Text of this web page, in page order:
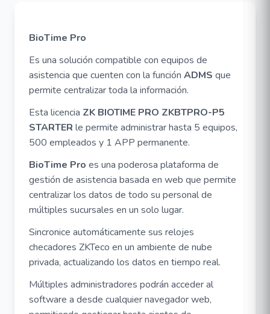
BioTime Pro
Es una solución compatible con equipos de
asistencia que cuenten con la función ADMS que
permite centralizar toda la información.
Esta licencia ZK BIOTIME PRO ZKBTPRO-P5
STARTER le permite administrar hasta 5 equipos,
500 empleados y 1 APP permanente.
BioTime Pro es una poderosa plataforma de
gestión de asistencia basada en web que permite
centralizar los datos de todo su personal de
múltiples sucursales en un solo lugar.
Sincronice automáticamente sus relojes
checadores ZKTeco en un ambiente de nube
privada, actualizando los datos en tiempo real.
Múltiples administradores podrán acceder al
software a desde cualquier navegador web,